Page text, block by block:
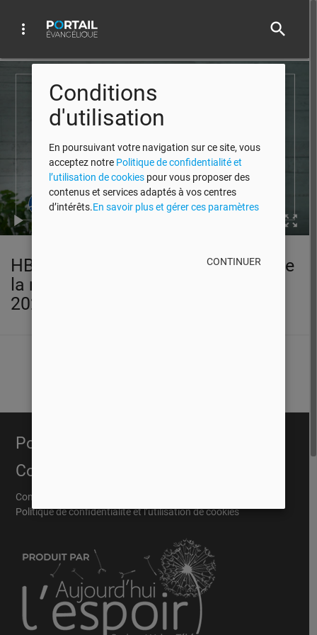
more_vert search
Video Player
HBN Le fardeau de la perspective de
la mort | Série Voyager Léger EP11
2021
Portail Évangélique
Conditions
Conditions Général
Politique de confidentialité et l’utilisation de cookies
Conditions
d'utilisation
En poursuivant votre navigation sur ce site, vous
acceptez notre Politique de confidentialité et
l’utilisation de cookiespour vous proposer des
contenus et services adaptés à vos centres
d’intérêts.En savoir plus et gérer ces paramètres
CONTINUER